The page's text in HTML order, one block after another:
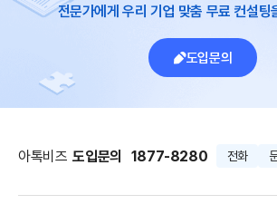
전문가에게 우리 기업 맞춤 무료 컨설팅
도입문의
아톡비즈 도입문의 1877-8280 전화